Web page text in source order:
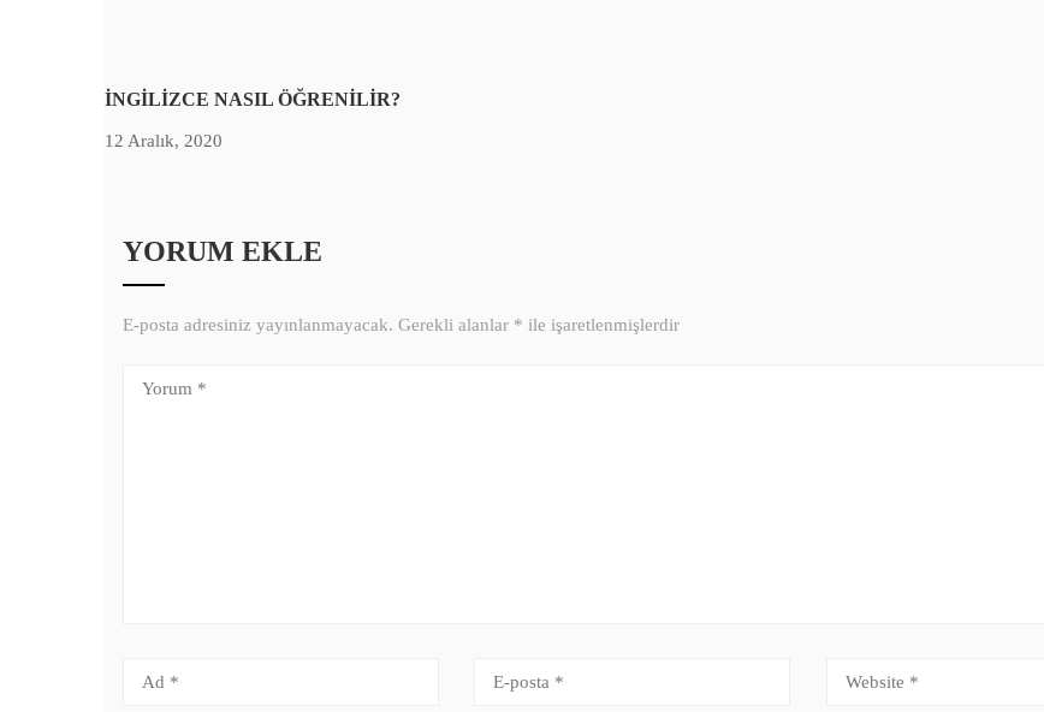
İNGİLİZCE NASIL ÖĞRENİLİR?
12 Aralık, 2020
YORUM EKLE
E-posta adresiniz yayınlanmayacak. Gerekli alanlar * ile işaretlenmişlerdir